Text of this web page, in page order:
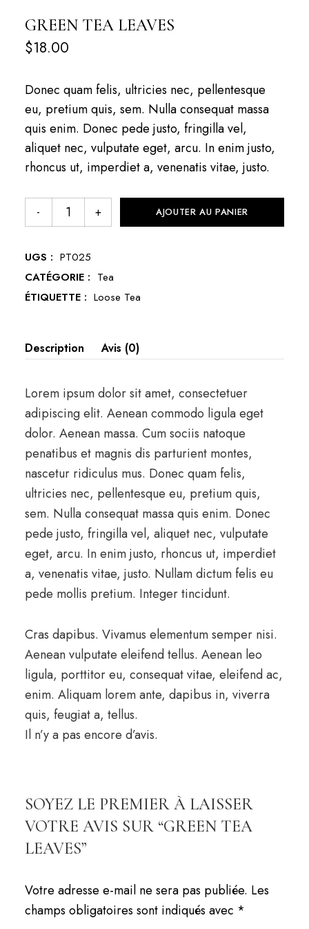
GREEN TEA LEAVES
$18.00
Donec quam felis, ultricies nec, pellentesque
eu, pretium quis, sem. Nulla consequat massa
quis enim. Donec pede justo, fringilla vel,
aliquet nec, vulputate eget, arcu. In enim justo,
rhoncus ut, imperdiet a, venenatis vitae, justo.
AJOUTER AU PANIER
UGS : PT025
CATÉGORIE : Tea
ÉTIQUETTE : Loose Tea
Description Avis (0)
Lorem ipsum dolor sit amet, consectetuer
adipiscing elit. Aenean commodo ligula eget
dolor. Aenean massa. Cum sociis natoque
penatibus et magnis dis parturient montes,
nascetur ridiculus mus. Donec quam felis,
ultricies nec, pellentesque eu, pretium quis,
sem. Nulla consequat massa quis enim. Donec
pede justo, fringilla vel, aliquet nec, vulputate
eget, arcu. In enim justo, rhoncus ut, imperdiet
a, venenatis vitae, justo. Nullam dictum felis eu
pede mollis pretium. Integer tincidunt.
Cras dapibus. Vivamus elementum semper nisi.
Aenean vulputate eleifend tellus. Aenean leo
ligula, porttitor eu, consequat vitae, eleifend ac,
enim. Aliquam lorem ante, dapibus in, viverra
quis, feugiat a, tellus.
Il n’y a pas encore d’avis.
SOYEZ LE PREMIER À LAISSER
VOTRE AVIS SUR “GREEN TEA
LEAVES”
Votre adresse e-mail ne sera pas publiée. Les
champs obligatoires sont indiqués avec *